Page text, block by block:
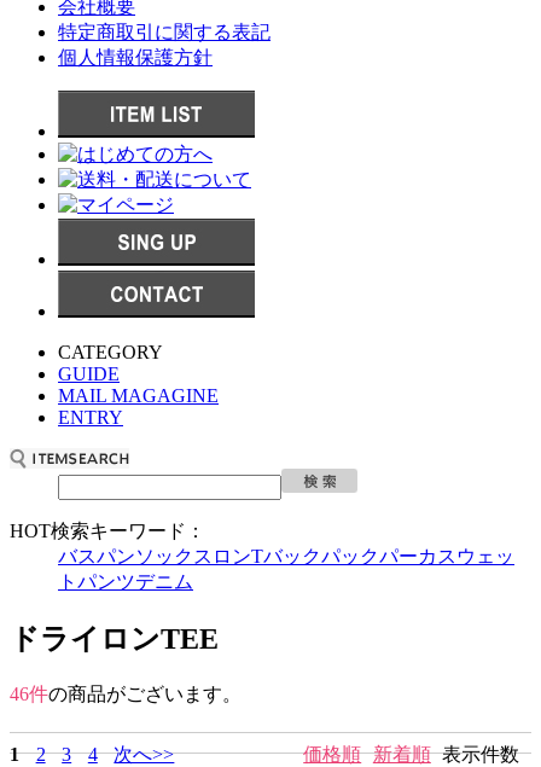
会社概要
特定商取引に関する表記
個人情報保護方針
CATEGORY
GUIDE
MAIL MAGAGINE
ENTRY
HOT検索キーワード：
バスパンソックス ロンTバックパックパーカ スウェッ
トパンツデニム
ドライロンTEE
46件の商品がございます。
1 2 3 4 次へ>> 価格順 新着順 表示件数